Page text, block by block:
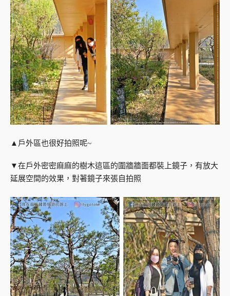
▲戶外區也很好拍照呢~
▼在戶外密密麻麻的樹木這區的圍牆牆面都裝上鏡子，有放大
延展空間的效果，對著鏡子來張自拍照